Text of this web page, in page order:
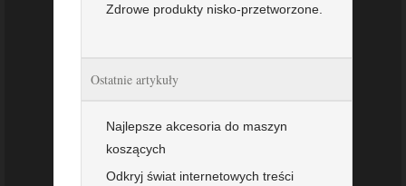
Zdrowe produkty nisko-przetworzone.
Ostatnie artykuły
Najlepsze akcesoria do maszyn
koszących
Odkryj świat internetowych treści